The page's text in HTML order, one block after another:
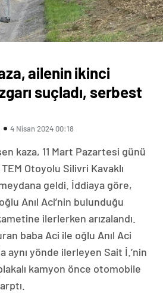
ailenin ikinci
suçladı, serbest
4 Nisan 2024 00:18
kaza, 11 Mart Pazartesi günü
Otoyolu Silivri Kavaklı
geldi. İddiaya göre,
Anıl Aci’nin bulunduğu
ilerlerken arızalandı.
baba Aci ile oğlu Anıl Aci
aynı yönde ilerleyen Sait İ.’nin
plakalı kamyon önce otomobile